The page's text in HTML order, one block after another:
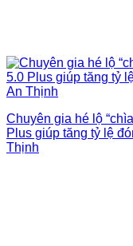
Chuyên gia hé lộ
Plus giúp tăng tỷ lệ
Thịnh